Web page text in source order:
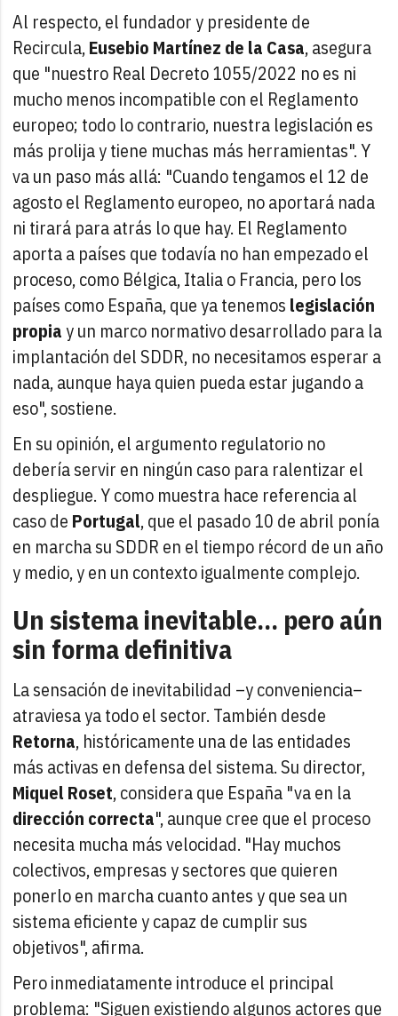
Al respecto, el fundador y presidente de
Recircula,Eusebio Martínez de la Casa, asegura
que "nuestro Real Decreto 1055/2022 no es ni
mucho menos incompatible con el Reglamento
europeo; todo lo contrario, nuestra legislación es
más prolija y tiene muchas más herramientas". Y
va un paso más allá: "Cuando tengamos el 12 de
agosto el Reglamento europeo, no aportará nada
ni tirará para atrás lo que hay. El Reglamento
aporta a países que todavía no han empezado el
proceso, como Bélgica, Italia o Francia, pero los
países como España, que ya tenemos legislación
propiay un marco normativo desarrollado para la
implantación del SDDR, no necesitamos esperar a
nada, aunque haya quien pueda estar jugando a
eso", sostiene.
En su opinión, el argumento regulatorio no
debería servir en ningún caso para ralentizar el
despliegue. Y como muestra hace referencia al
caso de Portugal, que el pasado 10 de abril ponía
en marcha su SDDR en el tiempo récord de un año
y medio, y en un contexto igualmente complejo.
Un sistema inevitable… pero aún
sin forma definitiva
La sensación de inevitabilidad –y conveniencia–
atraviesa ya todo el sector. También desde
Retorna, históricamente una de las entidades
más activas en defensa del sistema. Su director,
Miquel Roset, considera que España "va en la
dirección correcta", aunque cree que el proceso
necesita mucha más velocidad. "Hay muchos
colectivos, empresas y sectores que quieren
ponerlo en marcha cuanto antes y que sea un
sistema eficiente y capaz de cumplir sus
objetivos", afirma.
Pero inmediatamente introduce el principal
problema: "Siguen existiendo algunos actores que